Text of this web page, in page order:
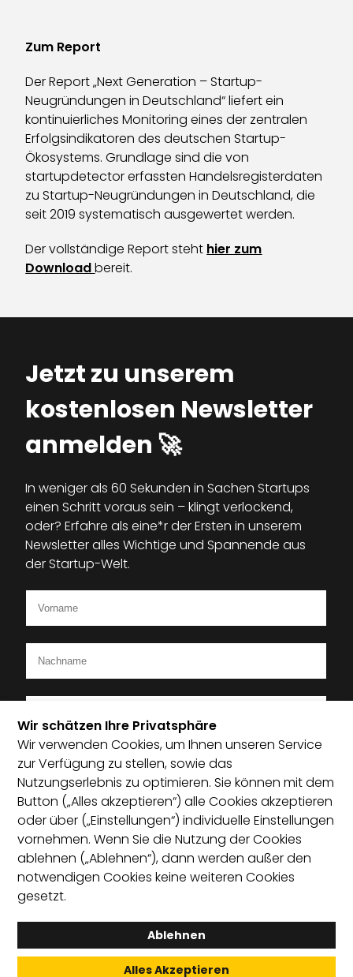
Zum Report
Der Report „Next Generation – Startup-
Neugründungen in Deutschland“ liefert ein
kontinuierliches Monitoring eines der zentralen
Erfolgsindikatoren des deutschen Startup-
Ökosystems. Grundlage sind die von
startupdetector erfassten Handelsregisterdaten
zu Startup-Neugründungen in Deutschland, die
seit 2019 systematisch ausgewertet werden.
Der vollständige Report steht hier zum
Downloadbereit.
Jetzt zu unserem
kostenlosen Newsletter
anmelden 🚀
In weniger als 60 Sekunden in Sachen Startups
einen Schritt voraus sein – klingt verlockend,
oder? Erfahre als eine*r der Ersten in unserem
Newsletter alles Wichtige und Spannende aus
der Startup-Welt.
Ich bin Mitglied im Startup-Verband
Ich habe die Datenschutzerklärung zur Kenntnis
genommen und bin damit einverstanden, dass die von
mir angegebenen Daten elektronisch erhoben und
gespeichert werden. Mit dem Absenden erkläre ich mich
mit der Verarbeitung einverstanden.
Wir schätzen Ihre Privatsphäre
Wir verwenden Cookies, um Ihnen unseren Service
zur Verfügung zu stellen, sowie das
Nutzungserlebnis zu optimieren. Sie können mit dem
Button („Alles akzeptieren“) alle Cookies akzeptieren
oder über („Einstellungen“) individuelle Einstellungen
vornehmen. Wenn Sie die Nutzung der Cookies
ablehnen („Ablehnen“), dann werden außer den
notwendigen Cookies keine weiteren Cookies
gesetzt.
Ablehnen
Alles Akzeptieren